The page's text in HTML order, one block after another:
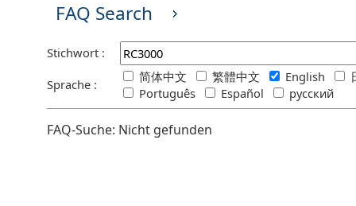
FAQ Search
Stichwort :
Sprache :
简体中文 繁體中文 English
Português
Español русский